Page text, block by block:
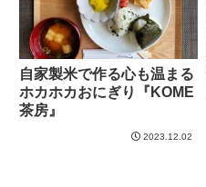
自家製米で作る心も温まる
ホカホカおにぎり『KOME
茶房』
2023.12.02